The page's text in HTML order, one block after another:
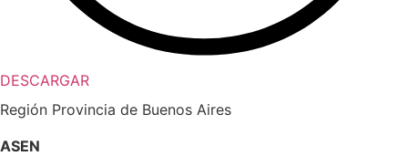
DESCARGAR
Región Provincia de Buenos Aires
ASEN